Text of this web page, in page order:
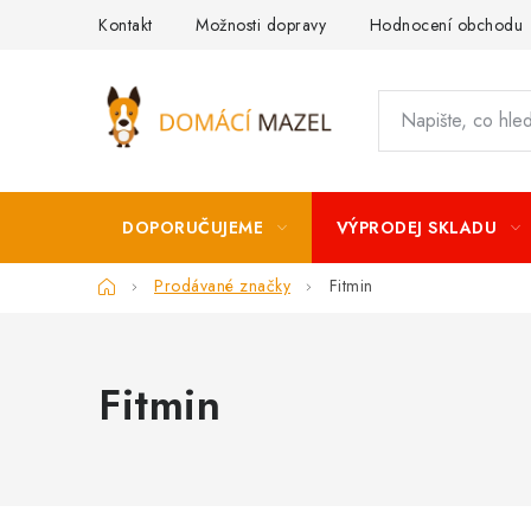
Kontakt Možnosti dopravy Hodnocení obchodu
DOPORUČUJEME VÝPRODEJ SKLADU
DomůProdávané značky Fitmin
Fitmin